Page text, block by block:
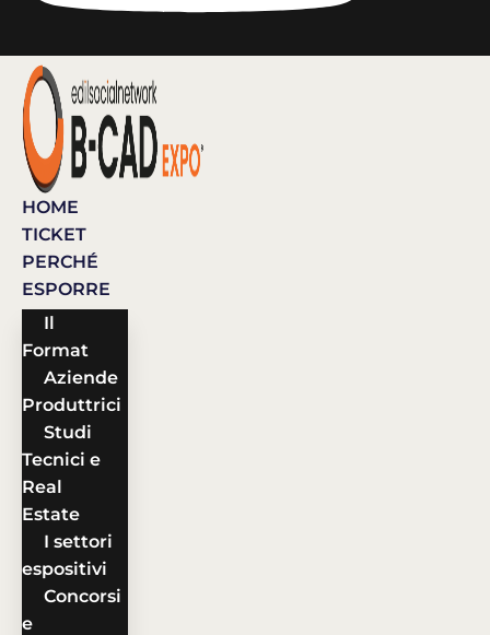
HOME
TICKET
PERCHÉ
ESPORRE
Il
Format
Aziende
Produttrici
Studi
Tecnici e
Real
Estate
I settori
espositivi
Concorsi
e